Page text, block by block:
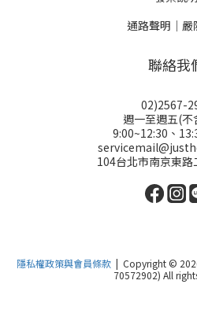
通路聲明｜嚴
聯絡我
02)2567-
週一至週五(不
9:00~12:30、
104台北市南京東
隱私權政策與會員條款 | Copyright ©
70572902) All